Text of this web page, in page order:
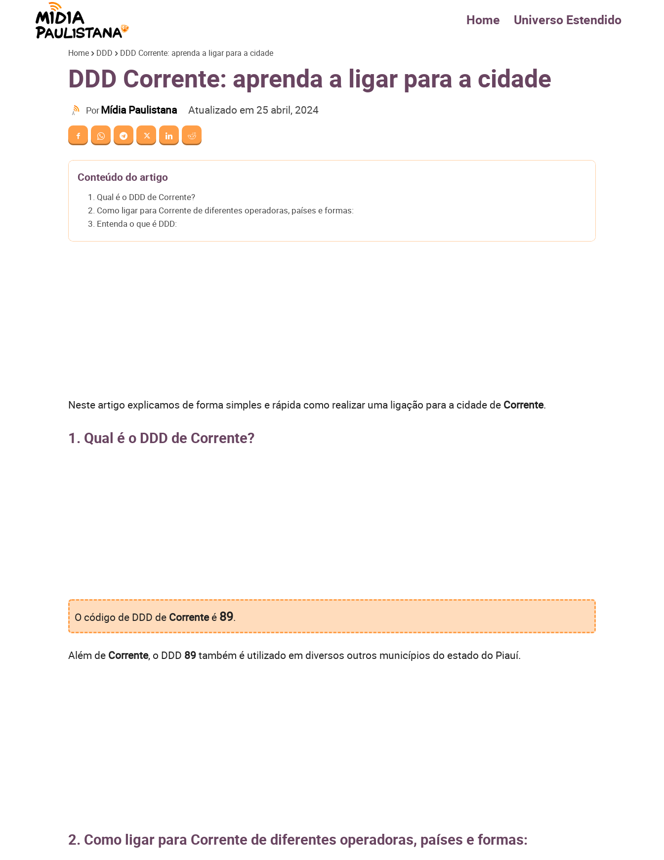
Paulistana
Home Universo Estendido
Home DDD DDD Corrente: aprenda a ligar para a cidade
DDD Corrente: aprenda a ligar para a cidade
PorMídia Paulistana Atualizado em 25 abril, 2024
Conteúdo do artigo
1. Qual é o DDD de Corrente?
2. Como ligar para Corrente de diferentes operadoras, países e formas:
3. Entenda o que é DDD:
Neste artigo explicamos de forma simples e rápida como realizar uma ligação para a cidade de Corrente.
1. Qual é o DDD de Corrente?
O código de DDD de Correnteé 89.
Além de Corrente, o DDD 89também é utilizado em diversos outros municípios do estado do Piauí.
2. Como ligar para Corrente de diferentes operadoras, países e formas: